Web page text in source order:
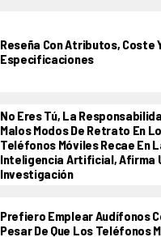
Reseña Con Atributos, Coste
Especificaciones
No Eres Tú, La
Malos Modos De Retrato En
Teléfonos Móviles Recae En
Inteligencia Artificial, Afirma
Investigación
Prefiero Emplear Audífonos
Pesar De Que Los Teléfonos